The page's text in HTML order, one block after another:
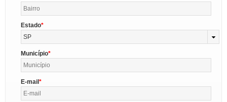
Estado
SP
Município
E-mail